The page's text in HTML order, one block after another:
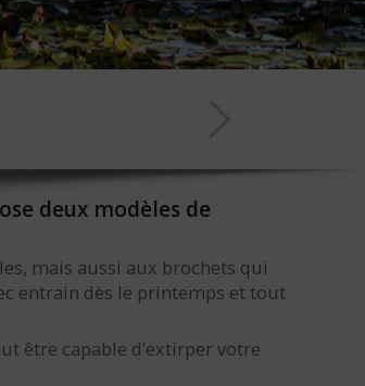
deux modèles de
mais aussi aux brochets qui
entrain dès le printemps et tout
être capable d’extirper votre